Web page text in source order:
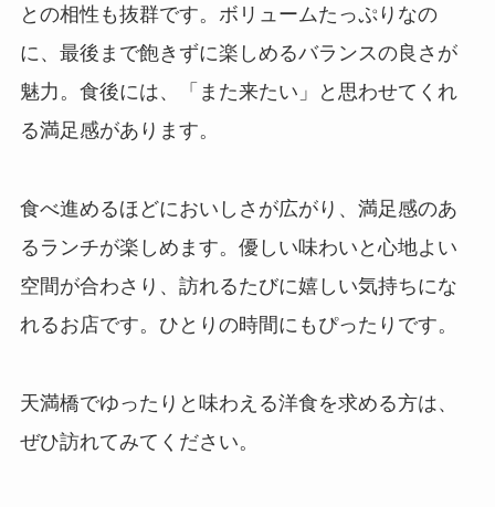
との相性も抜群です。ボリュームたっぷりなの
に、最後まで飽きずに楽しめるバランスの良さが
魅力。食後には、「また来たい」と思わせてくれ
る満足感があります。
食べ進めるほどにおいしさが広がり、満足感のあ
るランチが楽しめます。優しい味わいと心地よい
空間が合わさり、訪れるたびに嬉しい気持ちにな
れるお店です。ひとりの時間にもぴったりです。
天満橋でゆったりと味わえる洋食を求める方は、
ぜひ訪れてみてください。